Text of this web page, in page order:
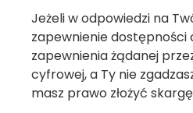
Jeżeli w odpowiedzi na
zapewnienie
zapewnienia żądanej
cyfrowej, a Ty nie
masz prawo złożyć